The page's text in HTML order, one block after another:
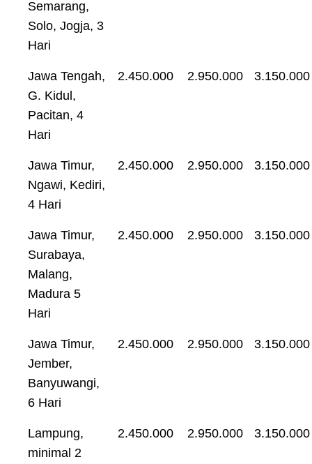
Semarang,
Solo, Jogja, 3
Hari
Jawa Tengah,
G. Kidul,
Pacitan, 4
Hari
2.450.000 2.950.000 3.150.000
Jawa Timur,
Ngawi, Kediri,
4 Hari
2.450.000 2.950.000 3.150.000
Jawa Timur,
Surabaya,
Malang,
Madura 5
Hari
2.450.000 2.950.000 3.150.000
Jawa Timur,
Jember,
Banyuwangi,
6 Hari
2.450.000 2.950.000 3.150.000
Lampung,
minimal 2
2.450.000 2.950.000 3.150.000